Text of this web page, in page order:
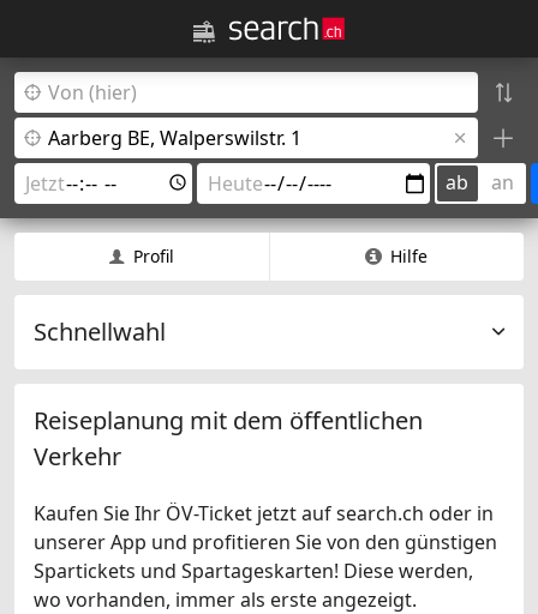
ab an
Profil Hilfe
Schnellwahl
Reiseplanung mit dem öffentlichen
Verkehr
Kaufen Sie Ihr ÖV-Ticket jetzt auf search.ch oder in
unserer App und profitieren Sie von den günstigen
Spartickets und Spartageskarten! Diese werden,
wo vorhanden, immer als erste angezeigt.